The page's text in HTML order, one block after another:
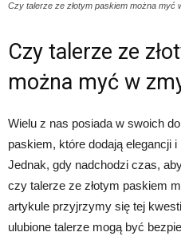
Czy talerze ze złotym paskiem można myć
Czy talerze ze
można myć w
Wielu z nas posiada w swoich
paskiem, które dodają elegancji
Jednak, gdy nadchodzi czas,
czy talerze ze złotym paskiem
artykule przyjrzymy się tej
ulubione talerze mogą być